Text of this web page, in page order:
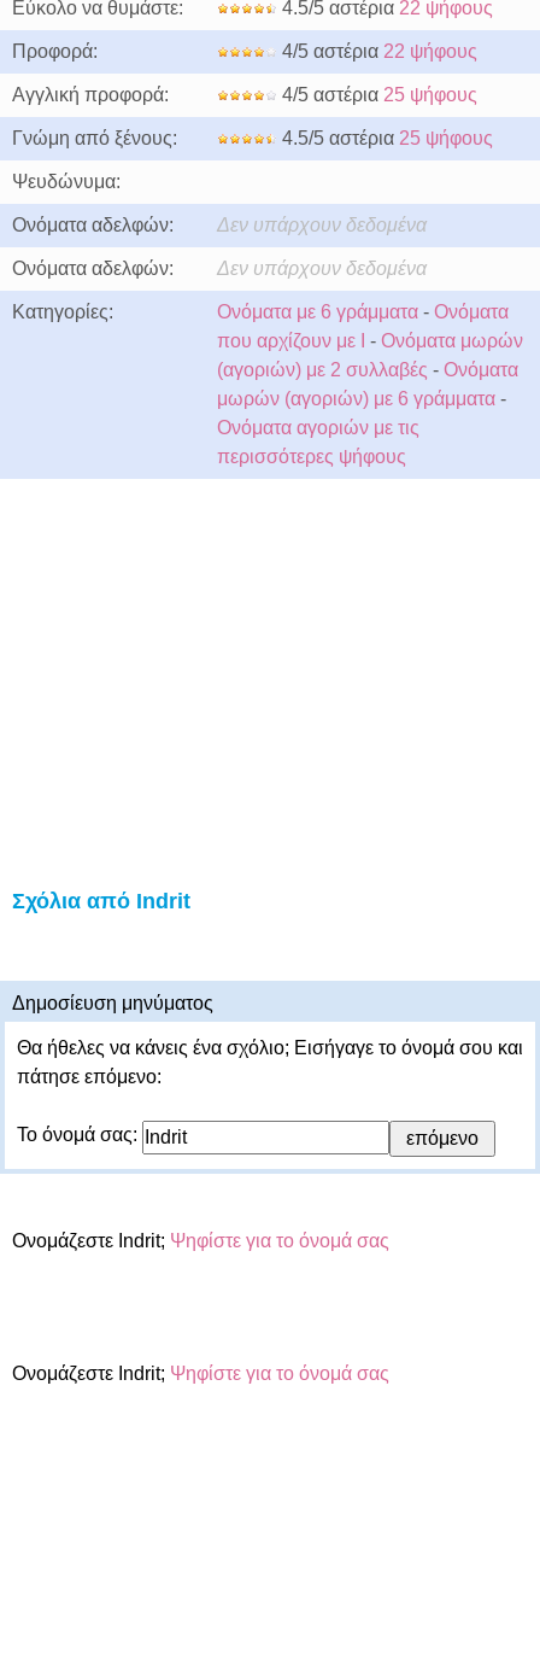
Εύκολο να θυμάστε: 4.5/5 αστέρια 22 ψήφους
Προφορά: 4/5 αστέρια 22 ψήφους
Αγγλική προφορά: 4/5 αστέρια 25 ψήφους
Γνώμη από ξένους: 4.5/5 αστέρια 25 ψήφους
Ψευδώνυμα:
Ονόματα αδελφών: Δεν υπάρχουν δεδομένα
Ονόματα αδελφών: Δεν υπάρχουν δεδομένα
Κατηγορίες: Ονόματα με 6 γράμματα - Ονόματα
που αρχίζουν με I
- Ονόματα μωρών
(αγοριών) με 2 συλλαβές - Ονόματα
μωρών (αγοριών) με 6 γράμματα -
Ονόματα αγοριών με τις
περισσότερες ψήφους
Σχόλια από Indrit
Δημοσίευση μηνύματος
Θα ήθελες να κάνεις ένα σχόλιο; Εισήγαγε το όνομά σου και
πάτησε επόμενο:
Το όνομά σας:
Ονομάζεστε Indrit; Ψηφίστε για το όνομά σας
Ονομάζεστε Indrit; Ψηφίστε για το όνομά σας